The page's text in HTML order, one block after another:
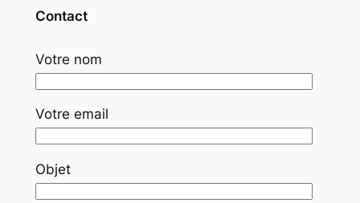
Contact
Votre nom
Votre email
Objet